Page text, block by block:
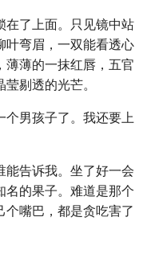
在了上面。只见镜中站
叶弯眉，一双能看透心
薄薄的一抹红唇，五官
剔透的光芒。
个男孩子了。我还要上
能告诉我。坐了好一会
名的果子。难道是那个
嘴巴，都是贪吃害了